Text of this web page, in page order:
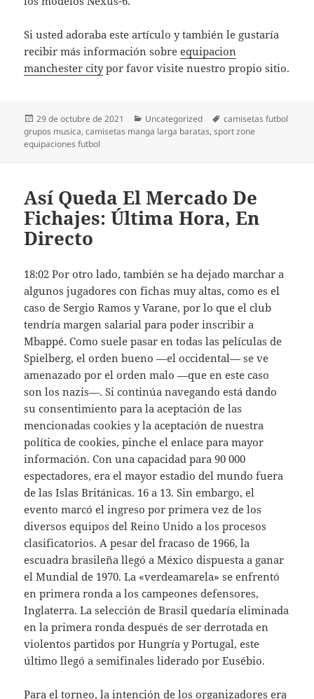
Si usted adoraba este artículo y también le gustaría
recibir más información sobreequipacion
manchester citypor favor visite nuestro propio sitio.
Publicado
el
29 de octubre de 2021 Categorías
Uncategorized Etiquetas
camisetas futbol
grupos musica,camisetas manga larga baratas,sport zone
equipaciones futbol
Así Queda El Mercado De
Fichajes: Última Hora, En
Directo
18:02 Por otro lado, también se ha dejado marchar a
algunos jugadores con fichas muy altas, como es el
caso de Sergio Ramos y Varane, por lo que el club
tendría margen salarial para poder inscribir a
Mbappé. Como suele pasar en todas las películas de
Spielberg, el orden bueno —el occidental— se ve
amenazado por el orden malo —que en este caso
son los nazis—. Si continúa navegando está dando
su consentimiento para la aceptación de las
mencionadas cookies y la aceptación de nuestra
política de cookies, pinche el enlace para mayor
información. Con una capacidad para 90 000
espectadores, era el mayor estadio del mundo fuera
de las Islas Británicas. 16 a 13. Sin embargo, el
evento marcó el ingreso por primera vez de los
diversos equipos del Reino Unido a los procesos
clasificatorios. A pesar del fracaso de 1966, la
escuadra brasileña llegó a México dispuesta a ganar
el Mundial de 1970. La «verdeamarela» se enfrentó
en primera ronda a los campeones defensores,
Inglaterra. La selección de Brasil quedaría eliminada
en la primera ronda después de ser derrotada en
violentos partidos por Hungría y Portugal, este
último llegó a semifinales liderado por Eusébio.
Para el torneo, la intención de los organizadores era